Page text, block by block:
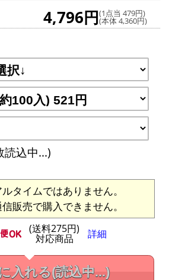
4,796円(1点当 479円)
(本体 4,360円)
読込中...)
タイムではありません。
販売で購入できません。
(送料275円)
対応商品 詳細
入れる(読込中...)